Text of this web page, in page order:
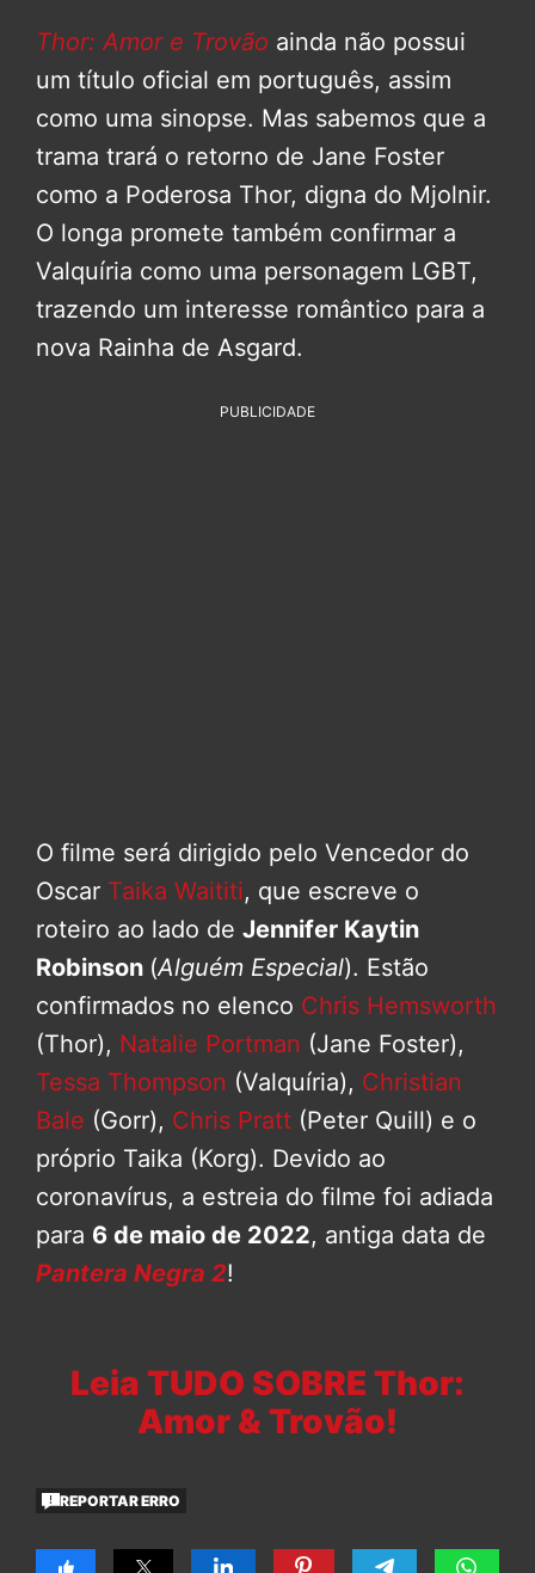
Thor: Amor e Trovão ainda não possui
um título oficial em português, assim
como uma sinopse. Mas sabemos que a
trama trará o retorno de Jane Foster
como a Poderosa Thor, digna do Mjolnir.
O longa promete também confirmar a
Valquíria como uma personagem LGBT,
trazendo um interesse romântico para a
nova Rainha de Asgard.
PUBLICIDADE
O filme será dirigido pelo Vencedor do
Oscar Taika Waititi, que escreve o
roteiro ao lado de Jennifer Kaytin
Robinson (Alguém Especial). Estão
confirmados no elenco Chris Hemsworth
(Thor), Natalie Portman (Jane Foster),
Tessa Thompson (Valquíria), Christian
Bale (Gorr), Chris Pratt (Peter Quill) e o
próprio Taika (Korg). Devido ao
coronavírus, a estreia do filme foi adiada
para 6 de maio de 2022, antiga data de
Pantera Negra 2!
Leia TUDO SOBRE Thor:
Amor & Trovão!
REPORTAR ERRO